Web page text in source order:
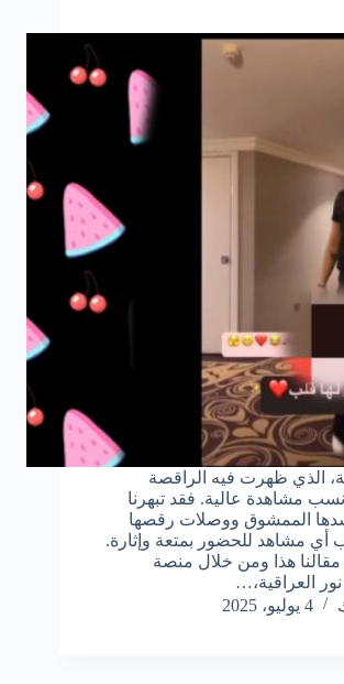
الذي ظهرت فيه الراقصة
مشاهدة عالية. فقد تبهرنا
الممشوق ووصلات رقصها
أي مشاهد للحضور بمتعة وإثارة.
هذا ومن خلال منصة
العراقية،…
4 يوليو، 2025